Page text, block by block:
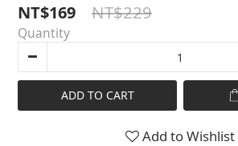
NT$169 NT$229
Quantity
ADD TO CART
Add to Wishlist